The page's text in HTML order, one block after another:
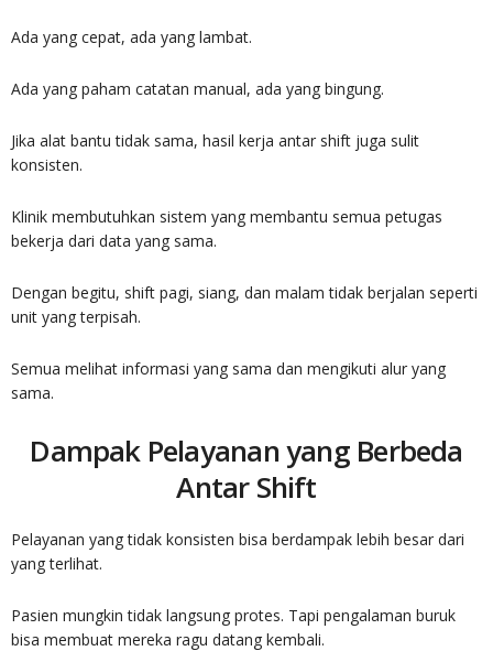
Ada yang cepat, ada yang lambat.
Ada yang paham catatan manual, ada yang bingung.
Jika alat bantu tidak sama, hasil kerja antar shift juga sulit
konsisten.
Klinik membutuhkan sistem yang membantu semua petugas
bekerja dari data yang sama.
Dengan begitu, shift pagi, siang, dan malam tidak berjalan seperti
unit yang terpisah.
Semua melihat informasi yang sama dan mengikuti alur yang
sama.
Dampak Pelayanan yang Berbeda
Antar Shift
Pelayanan yang tidak konsisten bisa berdampak lebih besar dari
yang terlihat.
Pasien mungkin tidak langsung protes. Tapi pengalaman buruk
bisa membuat mereka ragu datang kembali.